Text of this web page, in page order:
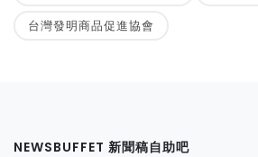
台灣發明商品促進協會
NEWSBUFFET 新聞稿自助吧